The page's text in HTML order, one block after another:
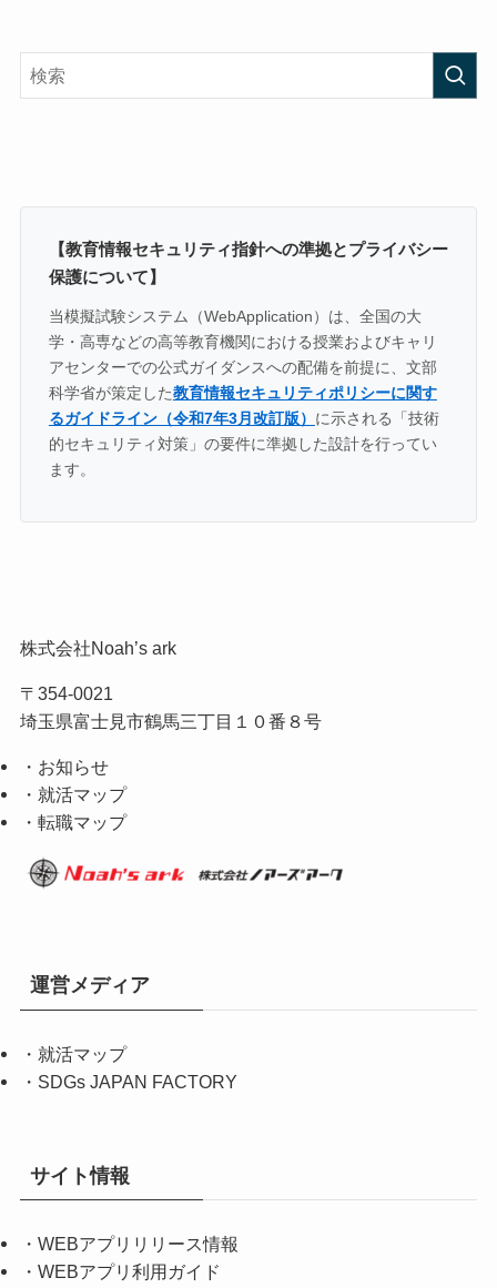
【教育情報セキュリティ指針への準拠とプライバシー
保護について】
当模擬試験システム（WebApplication）は、全国の大
学・高専などの高等教育機関における授業およびキャリ
アセンターでの公式ガイダンスへの配備を前提に、文部
科学省が策定した教育情報セキュリティポリシーに関す
るガイドライン（令和7年3月改訂版） に示される「技術
的セキュリティ対策」の要件に準拠した設計を行ってい
ます。
株式会社Noah’s ark
〒354-0021
埼玉県富士見市鶴馬三丁目１０番８号
・お知らせ
・就活マップ
・転職マップ
運営メディア
・ 就活マップ
・ SDGs JAPAN FACTORY
サイト情報
・ WEBアプリリリース情報
・ WEBアプリ利用ガイド